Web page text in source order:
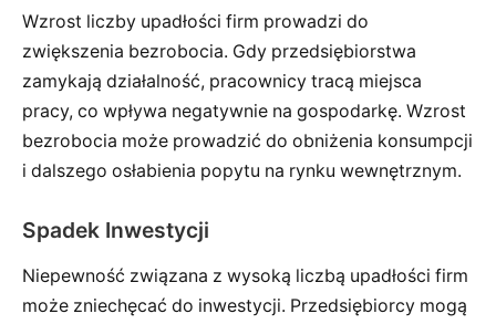
Wzrost liczby upadłości firm prowadzi do
zwiększenia bezrobocia. Gdy przedsiębiorstwa
zamykają działalność, pracownicy tracą miejsca
pracy, co wpływa negatywnie na gospodarkę. Wzrost
bezrobocia może prowadzić do obniżenia konsumpcji
i dalszego osłabienia popytu na rynku wewnętrznym.
Spadek Inwestycji
Niepewność związana z wysoką liczbą upadłości firm
może zniechęcać do inwestycji. Przedsiębiorcy mogą